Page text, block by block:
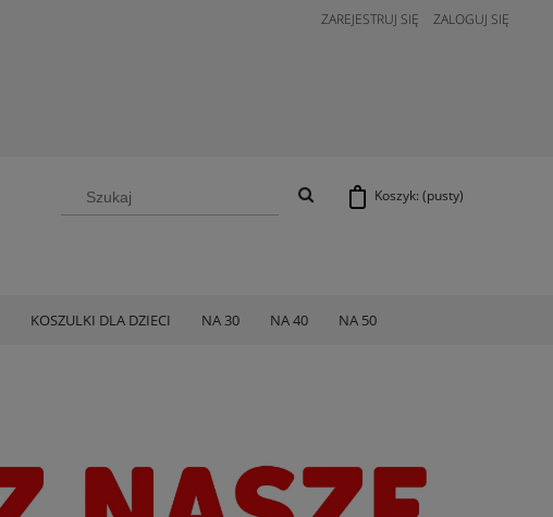
ZAREJESTRUJ SIĘ ZALOGUJ SIĘ
Koszyk: (pusty)
KOSZULKI DLA DZIECI NA 30 NA 40 NA 50